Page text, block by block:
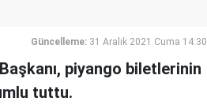
Güncelleme: 31 Aralık 2021 Cuma 14:30
piyango biletlerinin
tuttu.